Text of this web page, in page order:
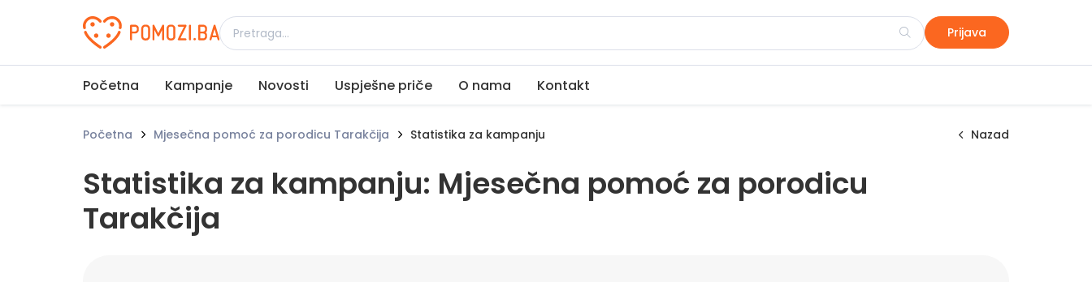
Udruženje Pomozi.ba Prijava
Početna Kampanje Novosti Uspješne priče O nama Kontakt
Početna Mjesečna pomoć za porodicu Tarakčija Statistika za kampanju Nazad
Statistika za kampanju: Mjesečna pomoć za porodicu
Tarakčija